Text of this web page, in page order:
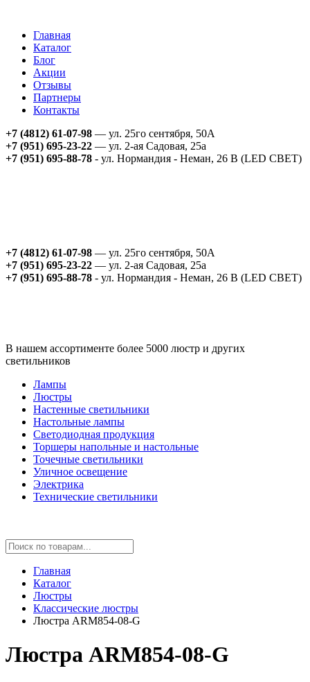
Главная
Каталог
Блог
Акции
Отзывы
Партнеры
Контакты
+7 (4812) 61-07-98 — ул. 25го сентября, 50А
+7 (951) 695-23-22 — ул. 2-ая Садовая, 25а
+7 (951) 695-88-78 - ул. Нормандия - Неман, 26 В (LED СВЕТ)
+7 (4812) 61-07-98 — ул. 25го сентября, 50А
+7 (951) 695-23-22 — ул. 2-ая Садовая, 25а
+7 (951) 695-88-78 - ул. Нормандия - Неман, 26 В (LED СВЕТ)
В нашем ассортименте более 5000 люстр и других
светильников
Лампы
Люстры
Настенные светильники
Настольные лампы
Светодиодная продукция
Торшеры напольные и настольные
Точечные светильники
Уличное освещение
Электрика
Технические светильники
Главная
Каталог
Люстры
Классические люстры
Люстра ARM854-08-G
Люстра ARM854-08-G